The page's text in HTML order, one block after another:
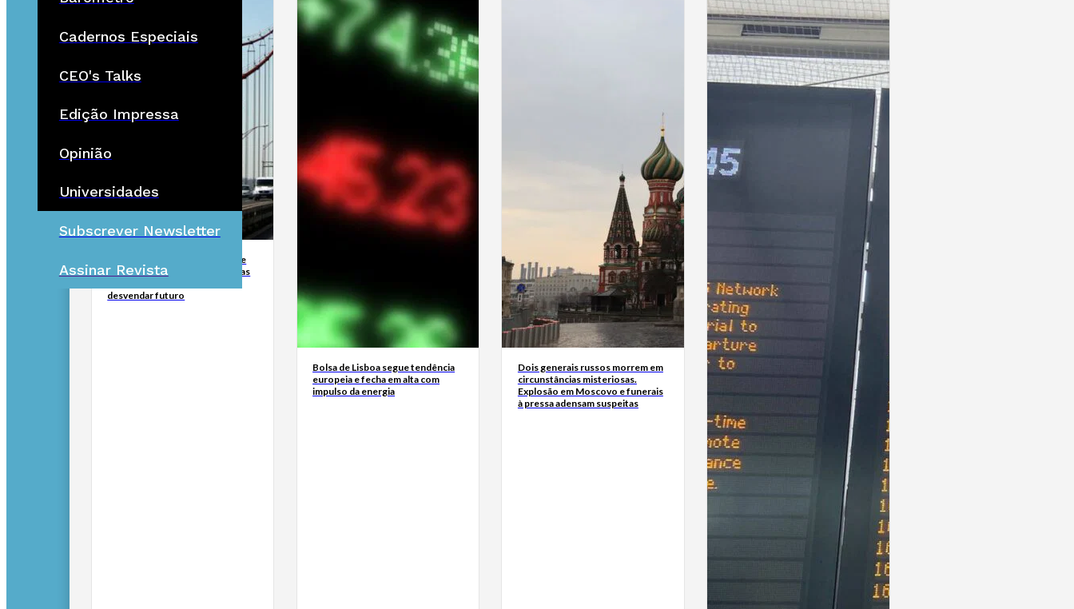
Cadernos Especiais
CEO's Talks
Edição Impressa
Opinião
Universidades
Subscrever Newsletter
Assinar Revista
Lusoponte realça concessão de
“enorme sucesso” nas travessias
desvendar futuro
Bolsa de Lisboa segue tendência
europeia e fecha em alta com
impulso da energia
Dois generais russos morrem em
circunstâncias misteriosas.
Explosão em Moscovo e funerais
à pressa adensam suspeitas